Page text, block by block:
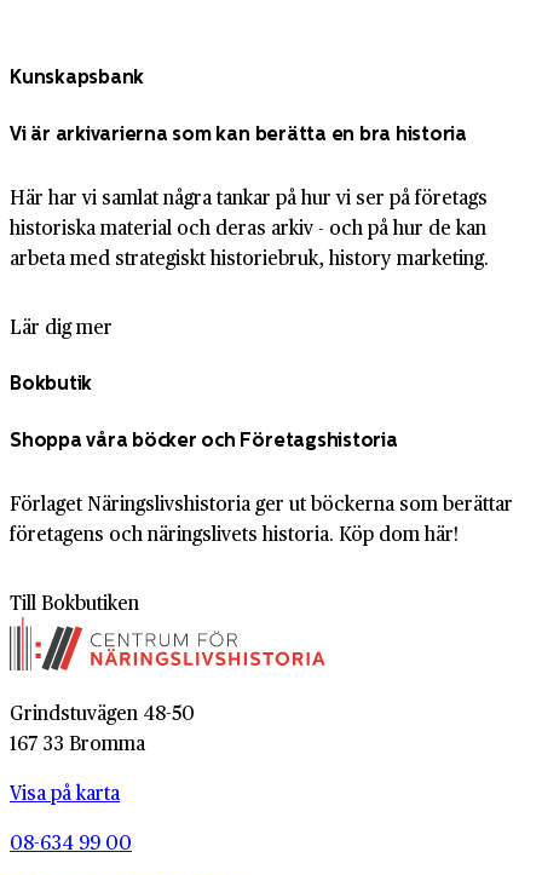
Kunskapsbank
Vi är arkivarierna som kan berätta en bra historia
Här har vi samlat några tankar på hur vi ser på företags
historiska material och deras arkiv - och på hur de kan
arbeta med strategiskt historiebruk, history marketing.
Lär dig mer
Bokbutik
Shoppa våra böcker och Företagshistoria
Förlaget Näringslivshistoria ger ut böckerna som berättar
företagens och näringslivets historia. Köp dom här!
Till Bokbutiken
Grindstuvägen 48-50
167 33 Bromma
Visa på karta
08-634 99 00